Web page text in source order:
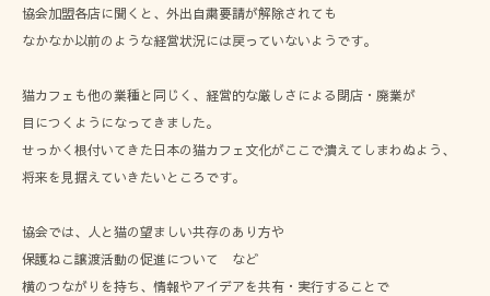
協会加盟各店に聞くと、外出自粛要請が解除されても
なかなか以前のような経営状況には戻っていないようです。
猫カフェも他の業種と同じく、経営的な厳しさによる閉店・廃業が
目につくようになってきました。
せっかく根付いてきた日本の猫カフェ文化がここで潰えてしまわぬよう、
将来を見据えていきたいところです。
協会では、人と猫の望ましい共存のあり方や
保護ねこ譲渡活動の促進について など
横のつながりを持ち、情報やアイデアを共有・実行することで